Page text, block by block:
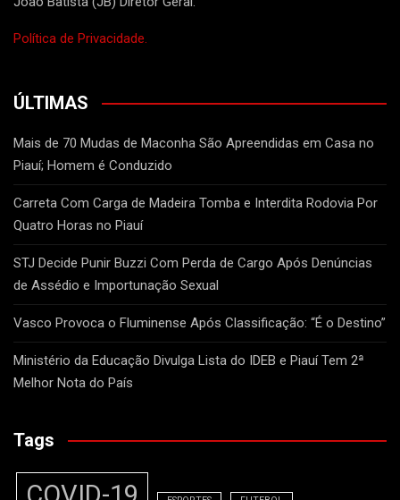
Política de Privacidade.
ÚLTIMAS
Mais de 70 Mudas de Maconha São Apreendidas em Casa no
Piauí; Homem é Conduzido
Carreta Com Carga de Madeira Tomba e Interdita Rodovia Por
Quatro Horas no Piauí
STJ Decide Punir Buzzi Com Perda de Cargo Após Denúncias
de Assédio e Importunação Sexual
Vasco Provoca o Fluminense Após Classificação: “É o Destino”
Ministério da Educação Divulga Lista do IDEB e Piauí Tem 2ª
Melhor Nota do País
Tags